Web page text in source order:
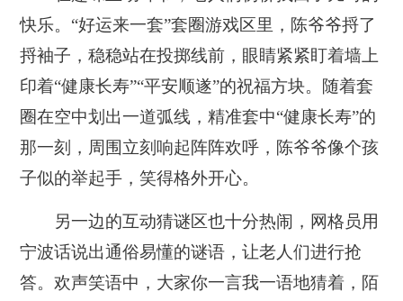
快乐。“好运来一套”套圈游戏区里，陈爷爷捋了
捋袖子，稳稳站在投掷线前，眼睛紧紧盯着墙上
印着“健康长寿”“平安顺遂”的祝福方块。随着套
圈在空中划出一道弧线，精准套中“健康长寿”的
那一刻，周围立刻响起阵阵欢呼，陈爷爷像个孩
子似的举起手，笑得格外开心。
另一边的互动猜谜区也十分热闹，网格员用
宁波话说出通俗易懂的谜语，让老人们进行抢
答。欢声笑语中，大家你一言我一语地猜着，陌